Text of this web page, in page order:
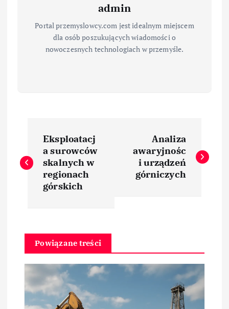
admin
Portal przemyslowcy.com jest idealnym miejscem
dla osób poszukujących wiadomości o
nowoczesnych technologiach w przemyśle.
a
g
a
c
Eksploatacj
a surowców
skalnych w
regionach
górskich
Analiza
awaryjnośc
i urządzeń
górniczych
Powiązane treści